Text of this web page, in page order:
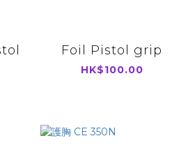
Foil Pistol grip
HK$100.00